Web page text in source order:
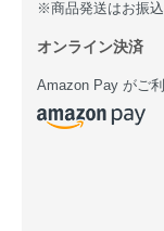
※商品発送はお振込
オンライン決済
Amazon Pay がご